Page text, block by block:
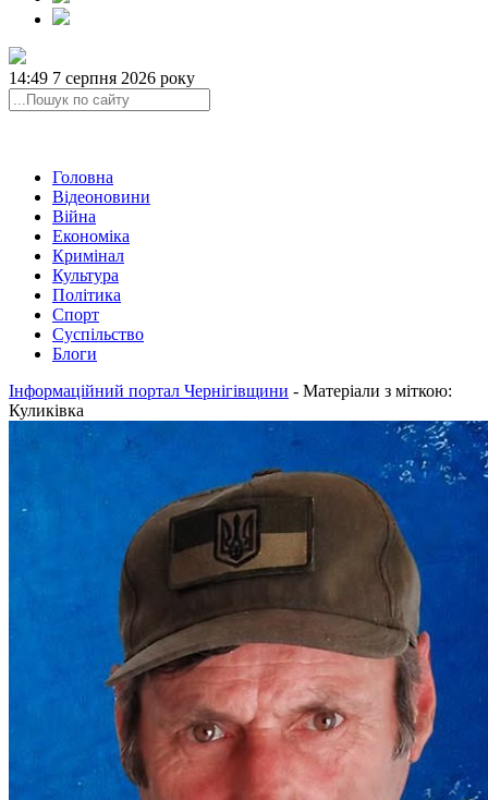
14:49 7 серпня 2026 року
Головна
Відеоновини
Війна
Економіка
Кримінал
Культура
Політика
Спорт
Суспільство
Блоги
Інформаційний портал Чернігівщини - Матеріали з міткою:
Куликівка